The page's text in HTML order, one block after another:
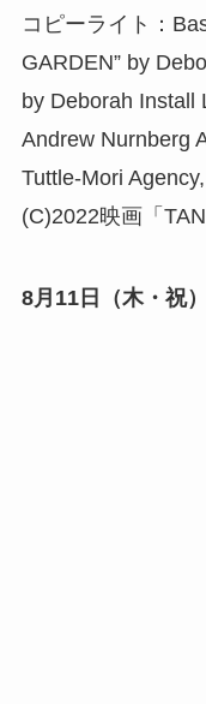
コピーライト：
GARDEN” by
by Deborah Install
Andrew Nurnberg
Tuttle-Mori
(C)2022映画「
8月11日（木・祝